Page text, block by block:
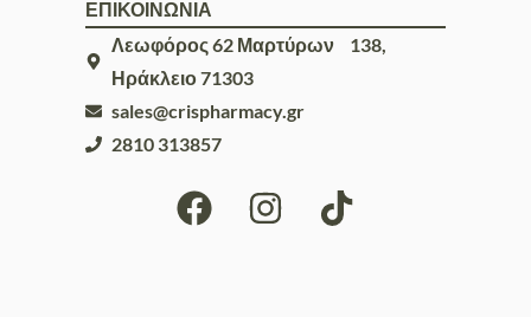
ΕΠΙΚΟΙΝΩΝΙΑ
Λεωφόρος 62 Μαρτύρων 138,
Ηράκλειο 71303
sales@crispharmacy.gr
2810 313857